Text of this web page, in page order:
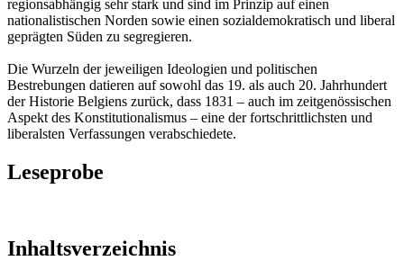
regionsabhängig sehr stark und sind im Prinzip auf einen
nationalistischen Norden sowie einen sozialdemokratisch und liberal
geprägten Süden zu segregieren.
Die Wurzeln der jeweiligen Ideologien und politischen
Bestrebungen datieren auf sowohl das 19. als auch 20. Jahrhundert
der Historie Belgiens zurück, dass 1831 – auch im zeitgenössischen
Aspekt des Konstitutionalismus – eine der fortschrittlichsten und
liberalsten Verfassungen verabschiedete.
Leseprobe
Inhaltsverzeichnis